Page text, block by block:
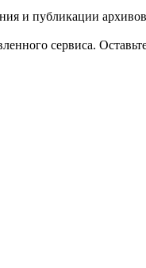
и публикации
сервиса.